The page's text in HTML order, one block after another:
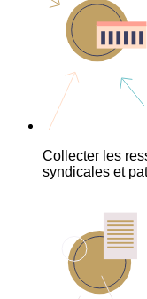
Collecter les
syndicales et